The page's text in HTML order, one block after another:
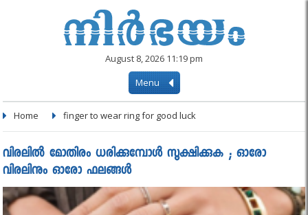
August 8, 2026 11:19 pm
Menu
Home finger to wear ring for good luck
വിരലിൽ മോതിരം ധരിക്കുമ്പോൾ സൂക്ഷിക്കുക ; ഓരോ
വിരലിനും ഓരോ ഫലങ്ങൾ